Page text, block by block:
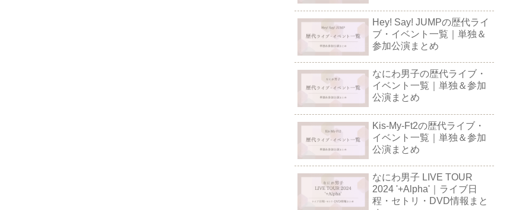
Hey! Say! JUMPの歴代ライ
ブ・イベント一覧｜単独＆
参加公演まとめ
なにわ男子の歴代ライブ・
イベント一覧｜単独＆参加
公演まとめ
Kis-My-Ft2の歴代ライブ・
イベント一覧｜単独＆参加
公演まとめ
なにわ男子 LIVE TOUR
2024 '+Alpha'｜ライブ日
程・セトリ・DVD情報まと